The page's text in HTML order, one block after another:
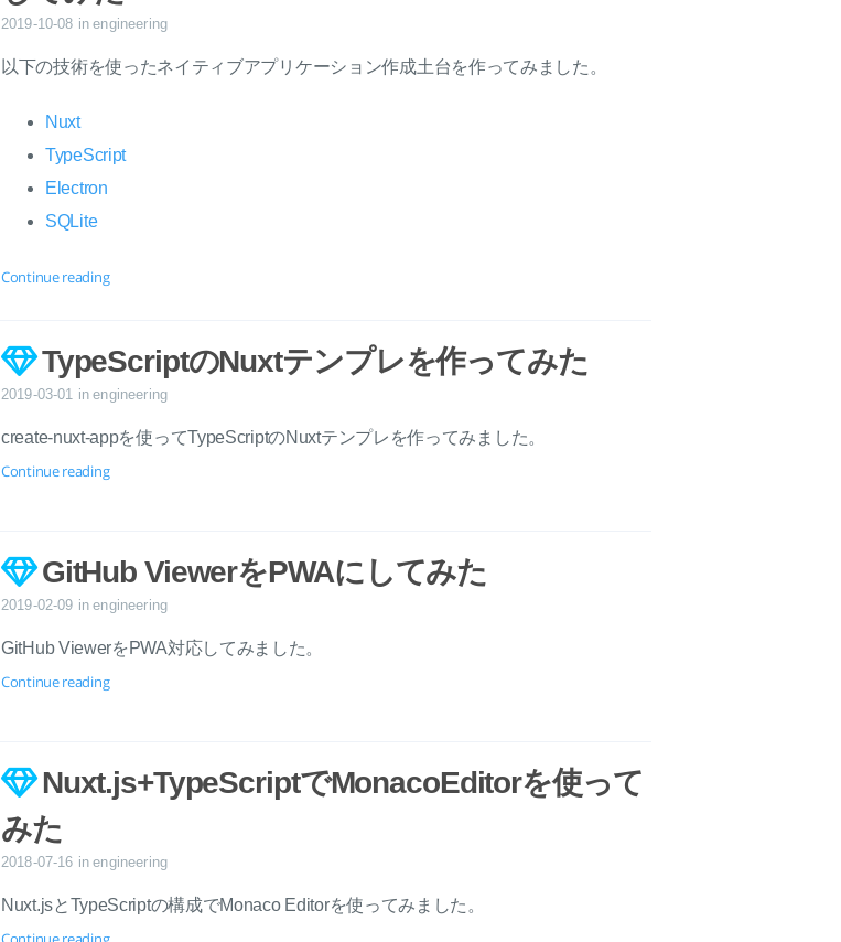
2019-10-08 in engineering
以下の技術を使ったネイティブアプリケーション作成土台を作ってみました。
Nuxt
TypeScript
Electron
SQLite
Continue reading
TypeScriptのNuxtテンプレを作ってみた
2019-03-01 in engineering
create-nuxt-appを使ってTypeScriptのNuxtテンプレを作ってみました。
Continue reading
GitHub ViewerをPWAにしてみた
2019-02-09 in engineering
GitHub ViewerをPWA対応してみました。
Continue reading
Nuxt.js+TypeScriptでMonacoEditorを使って
みた
2018-07-16 in engineering
Nuxt.jsとTypeScriptの構成でMonaco Editorを使ってみました。